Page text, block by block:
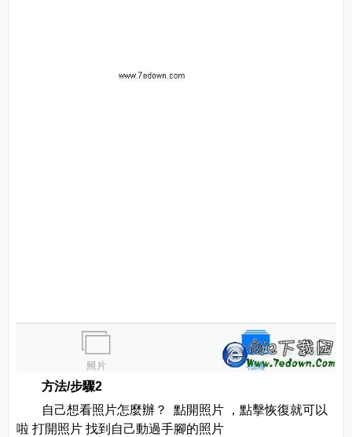
方法/步驟2
自己想看照片怎麼辦？ 點開照片 ，點擊恢復就可以
啦 打開照片 找到自己動過手腳的照片